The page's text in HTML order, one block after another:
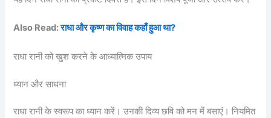
Also Read:राधा और कृष्ण का विवाह कहाँ हुआ था?
राधा रानी को खुश करने के आध्यात्मिक उपाय
ध्यान और साधना
राधा रानी के स्वरूप का ध्यान करें। उनकी दिव्य छवि को मन में बसाएं। नियमित